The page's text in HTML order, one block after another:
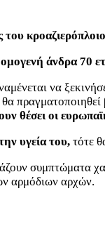
του
ομογενή άνδρα 70
να
πραγματοποιηθεί
θέσει οι
υγεία του, τότε
συμπτώματα
αρμόδιων αρχών.